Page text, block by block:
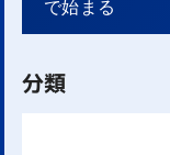
分類